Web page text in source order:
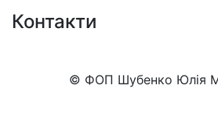
Контакти
© ФОП Шубенко Юлія